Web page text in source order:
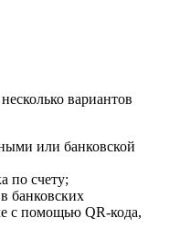
вариантов
или банковской
по счету;
банковских
с помощью QR-кода,